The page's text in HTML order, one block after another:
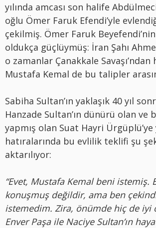
yılında amcası son halife
oğlu Ömer Faruk Efendi’yle
çekilmiş. Ömer Faruk
oldukça güçlüymüş: İran Şahı
o zamanlar Çanakkale Savaşı’ndan
Mustafa Kemal de bu talipler
Sabiha Sultan’ın yaklaşık 40 yıl
Hanzade Sultan’ın dünürü olan ve
yapmış olan Suat Hayri Ürgüplü’ye
hatıralarında bu evlilik teklifi şu
aktarılıyor:
“Evet, Mustafa Kemal beni istemiş.
konuşmuş değildir, ama ben
istemedim. Zira, önümde hiç de iyi
Enver Paşa ile Naciye Sultan’ın